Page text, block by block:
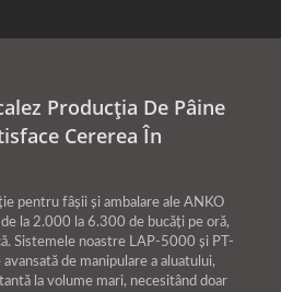
Producția De Pâine
Cererea În
pentru fâșii și ambalare ale ANKO
la 2.000 la 6.300 de bucăți pe oră,
Sistemele noastre LAP-5000 și PT-
de manipulare a aluatului,
la volume mari, necesitând doar